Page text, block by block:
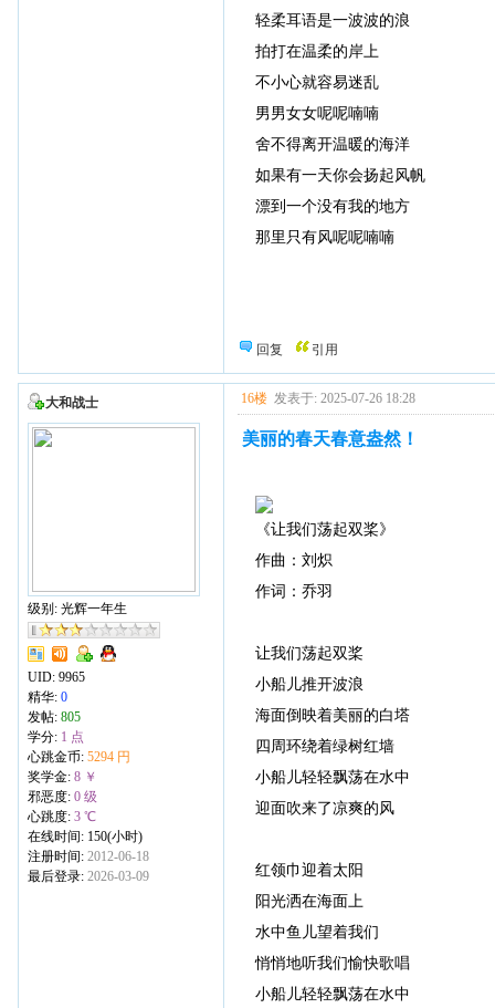
轻柔耳语是一波波的浪
拍打在温柔的岸上
不小心就容易迷乱
男男女女呢呢喃喃
舍不得离开温暖的海洋
如果有一天你会扬起风帆
漂到一个没有我的地方
那里只有风呢呢喃喃
回复 引用
大和战士
级别: 光辉一年生
UID: 9965
精华: 0
发帖: 805
学分: 1 点
心跳金币: 5294 円
奖学金: 8 ￥
邪恶度: 0 级
心跳度: 3 ℃
在线时间: 150(小时)
注册时间: 2012-06-18
最后登录: 2026-03-09
16楼 发表于: 2025-07-26 18:28
美丽的春天春意盎然！
《让我们荡起双桨》
作曲：刘炽
作词：乔羽
让我们荡起双桨
小船儿推开波浪
海面倒映着美丽的白塔
四周环绕着绿树红墙
小船儿轻轻飘荡在水中
迎面吹来了凉爽的风
红领巾迎着太阳
阳光洒在海面上
水中鱼儿望着我们
悄悄地听我们愉快歌唱
小船儿轻轻飘荡在水中